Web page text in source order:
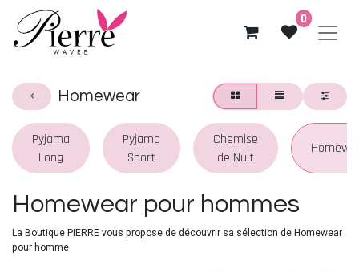
0
Homewear
Pyjama
Long
Pyjama
Short
Chemise
de Nuit
Homewear pour hommes
La Boutique PIERRE vous propose de découvrir sa sélection de Homewear
pour homme